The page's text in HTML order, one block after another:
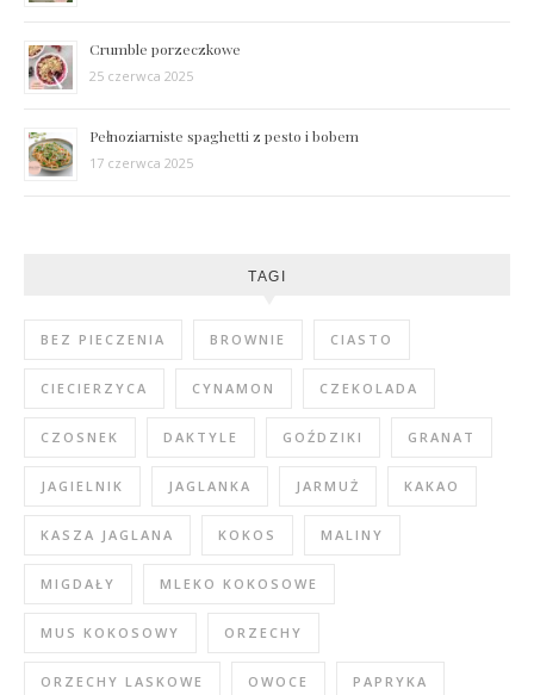
Crumble porzeczkowe
25 czerwca 2025
Pełnoziarniste spaghetti z pesto i bobem
17 czerwca 2025
TAGI
BEZ PIECZENIA BROWNIE CIASTO
CIECIERZYCA CYNAMON CZEKOLADA
CZOSNEK DAKTYLE GOŹDZIKI GRANAT
JAGIELNIK JAGLANKA JARMUŻ KAKAO
KASZA JAGLANA KOKOS MALINY
MIGDAŁY MLEKO KOKOSOWE
MUS KOKOSOWY ORZECHY
ORZECHY LASKOWE OWOCE PAPRYKA